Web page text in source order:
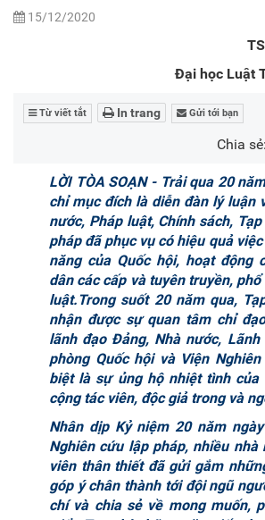
15/12/2020
Đại học Luật
Từ viết tắt In trang Gửi tới bạn
Chia sẻ:
LỜI TÒA SOẠN - Trải qua 20
chỉ mục đích là diễn đàn lý luận
nước, Pháp luật, Chính sách,
pháp đã phục vụ có hiệu quả
năng của Quốc hội, hoạt động
dân các cấp và tuyên truyền,
luật.Trong suốt 20 năm qua,
nhận được sự quan tâm chỉ
lãnh đạo Đảng, Nhà nước, Lãnh
phòng Quốc hội và Viện
biệt là sự ủng hộ nhiệt tình của
cộng tác viên, độc giả trong và
Nhân dịp Kỷ niệm 20 năm
Nghiên cứu lập pháp, nhiều nhà
viên thân thiết đã gửi gắm
góp ý chân thành tới đội ngũ
chí và chia sẻ về mong muốn,